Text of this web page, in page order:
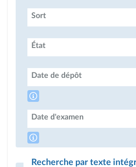
Sort
État
Date de dépôt
Date d'examen
Recherche par texte